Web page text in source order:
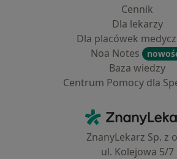
Cennik
Dla lekarzy
Dla placówek
Noa Notes
Baza wiedzy
Centrum Pomocy dla
ZnanyLekarz Sp. z
ul. Kolejowa 5/7